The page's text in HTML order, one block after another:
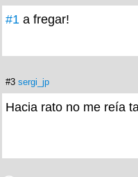
#1 a fregar!
#3 sergi_jp
Hacia rato no me reía